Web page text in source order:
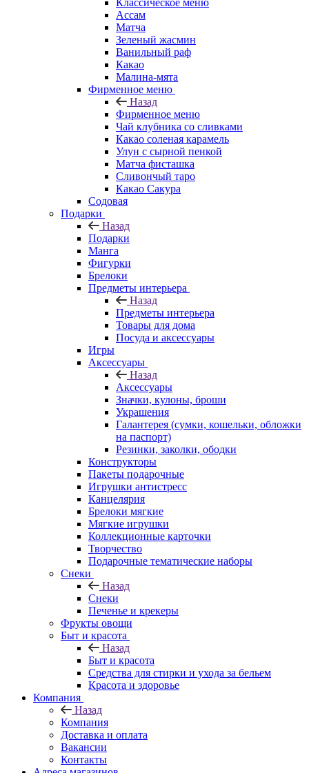
Ассам
Матча
Зеленый жасмин
Ванильный раф
Какао
Малина-мята
Фирменное меню
Назад
Фирменное меню
Чай клубника со сливками
Какао соленая карамель
Улун с сырной пенкой
Матча фисташка
Сливончый таро
Какао Сакура
Содовая
Подарки
Назад
Подарки
Манга
Фигурки
Брелоки
Предметы интерьера
Назад
Предметы интерьера
Товары для дома
Посуда и аксессуары
Игры
Аксессуары
Назад
Аксессуары
Значки, кулоны, броши
Украшения
Галантерея (сумки, кошельки, обложки
на паспорт)
Резинки, заколки, ободки
Конструкторы
Пакеты подарочные
Игрушки антистресс
Канцелярия
Брелоки мягкие
Мягкие игрушки
Коллекционные карточки
Творчество
Подарочные тематические наборы
Снеки
Назад
Снеки
Печенье и крекеры
Фрукты овощи
Быт и красота
Назад
Быт и красота
Средства для стирки и ухода за бельем
Красота и здоровье
Компания
Назад
Компания
Доставка и оплата
Вакансии
Контакты